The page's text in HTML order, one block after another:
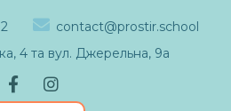
contact@prostir.school
4 та вул. Джерельна, 9а